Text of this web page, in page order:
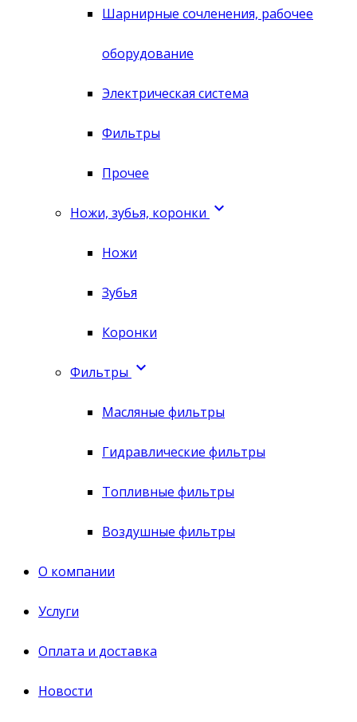
Шарнирные сочленения, рабочее
оборудование
Электрическая система
Фильтры
Прочее
Ножи, зубья, коронки 
Ножи
Зубья
Коронки
Фильтры 
Масляные фильтры
Гидравлические фильтры
Топливные фильтры
Воздушные фильтры
О компании
Услуги
Оплата и доставка
Новости